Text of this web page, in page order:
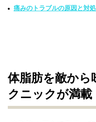
痛みのトラブルの原因と対
体脂肪を敵から
クニックが満載